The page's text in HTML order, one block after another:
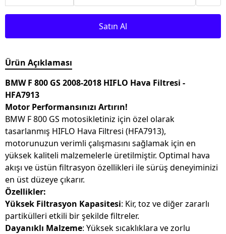
Satın Al
Ürün Açıklaması
BMW F 800 GS 2008-2018 HIFLO Hava Filtresi -
HFA7913
Motor Performansınızı Artırın!
BMW F 800 GS motosikletiniz için özel olarak
tasarlanmış HIFLO Hava Filtresi (HFA7913),
motorunuzun verimli çalışmasını sağlamak için en
yüksek kaliteli malzemelerle üretilmiştir. Optimal hava
akışı ve üstün filtrasyon özellikleri ile sürüş deneyiminizi
en üst düzeye çıkarır.
Özellikler:
Yüksek Filtrasyon Kapasitesi: Kir, toz ve diğer zararlı
partikülleri etkili bir şekilde filtreler.
Dayanıklı Malzeme: Yüksek sıcaklıklara ve zorlu